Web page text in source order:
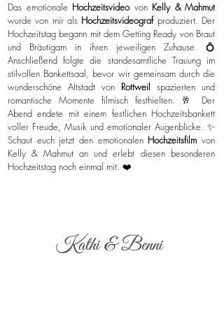
Das emotionale Hochzeitsvideovon Kelly & Mahmut
wurde von mir als Hochzeitsvideograf produziert. Der
Hochzeitstag begann mit dem Getting Ready von Braut
und Bräutigam in ihren jeweiligen Zuhause. 💍
Anschließend folgte die standesamtliche Trauung im
stilvollen Bankettsaal, bevor wir gemeinsam durch die
wunderschöne Altstadt von Rottweil spazierten und
romantische Momente filmisch festhielten. 🥂 Der
Abend endete mit einem festlichen Hochzeitsbankett
voller Freude, Musik und emotionaler Augenblicke. ✨
Schaut euch jetzt den emotionalen Hochzeitsfilmvon
Kelly & Mahmut an und erlebt diesen besonderen
Hochzeitstag noch einmal mit. ❤️
Kathi & Benni